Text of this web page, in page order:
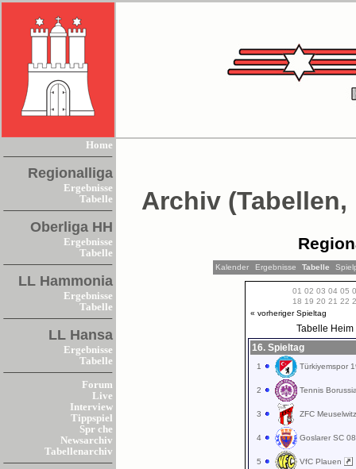
Home
Regionalliga
Ergebnisse
Tabelle
Oberliga HH
Ergebnisse
Tabelle
LL Hammonia
Ergebnisse
Tabelle
LL Hansa
Ergebnisse
Tabelle
Forum
Live
Interview
Tippspiel
Spr che
Newsarchiv
Tabellenarchiv
Archiv
Kalender Ergebnisse Tabelle
01 02 03 04 05
18 19 20 21 22
« vorheriger Spieltag
Tabelle Heim
16. Spieltag
1 Türkiyemspor
2 Tennis
3 ZFC
4 Goslarer SC
5 VfC Plauen